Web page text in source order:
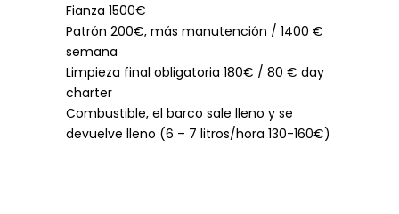
Fianza 1500€
Patrón 200€, más manutención / 1400 €
semana
Limpieza final obligatoria 180€ / 80 € day
charter
Combustible, el barco sale lleno y se
devuelve lleno (6 – 7 litros/hora 130-160€)